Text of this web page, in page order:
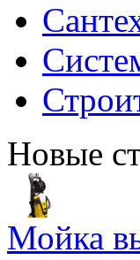
Новые
Мойка